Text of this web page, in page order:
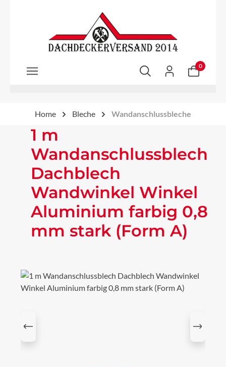
Zum Hauptinhalt springen
0
Home Bleche Wandanschlussbleche
1 m
Wandanschlussblech
Dachblech
Wandwinkel Winkel
Aluminium farbig 0,8
mm stark (Form A)
Bildergalerie überspringen